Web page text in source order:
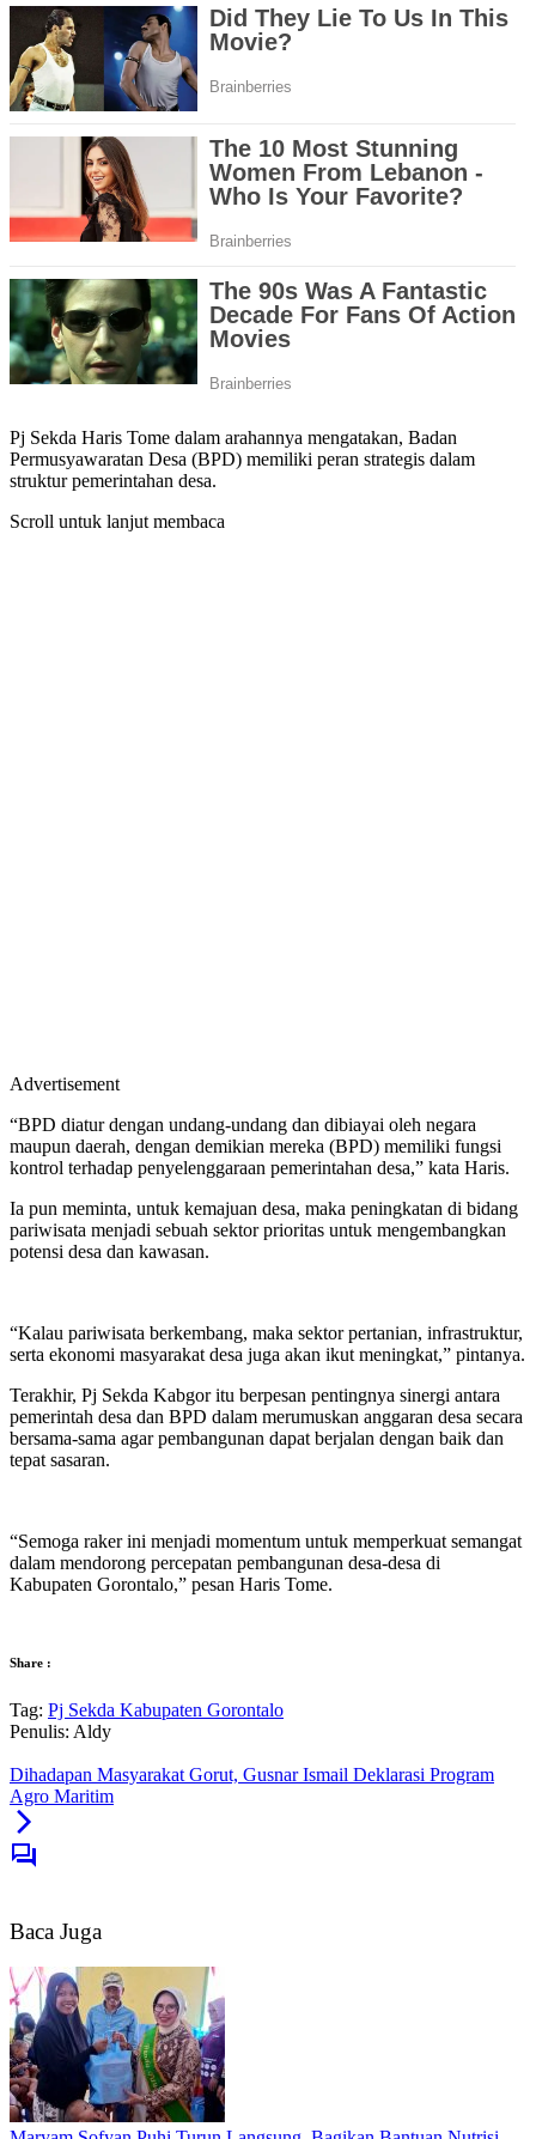
Pj Sekda Haris Tome dalam arahannya mengatakan, Badan
Permusyawaratan Desa (BPD) memiliki peran strategis dalam
struktur pemerintahan desa.
Scroll untuk lanjut membaca
Advertisement
“BPD diatur dengan undang-undang dan dibiayai oleh negara
maupun daerah, dengan demikian mereka (BPD) memiliki fungsi
kontrol terhadap penyelenggaraan pemerintahan desa,” kata Haris.
Ia pun meminta, untuk kemajuan desa, maka peningkatan di bidang
pariwisata menjadi sebuah sektor prioritas untuk mengembangkan
potensi desa dan kawasan.
“Kalau pariwisata berkembang, maka sektor pertanian, infrastruktur,
serta ekonomi masyarakat desa juga akan ikut meningkat,” pintanya.
Terakhir, Pj Sekda Kabgor itu berpesan pentingnya sinergi antara
pemerintah desa dan BPD dalam merumuskan anggaran desa secara
bersama-sama agar pembangunan dapat berjalan dengan baik dan
tepat sasaran.
“Semoga raker ini menjadi momentum untuk memperkuat semangat
dalam mendorong percepatan pembangunan desa-desa di
Kabupaten Gorontalo,” pesan Haris Tome.
Share :
Tag: Pj Sekda Kabupaten Gorontalo
Penulis: Aldy
Dihadapan Masyarakat Gorut, Gusnar Ismail Deklarasi Program
Agro Maritim
Baca Juga